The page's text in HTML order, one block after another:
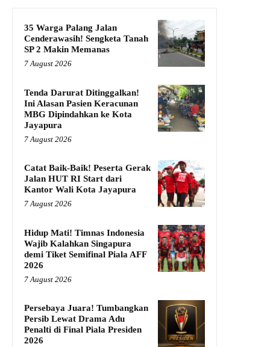
35 Warga Palang Jalan
Cenderawasih! Sengketa Tanah
SP 2 Makin Memanas
7 August 2026
Tenda Darurat Ditinggalkan!
Ini Alasan Pasien Keracunan
MBG Dipindahkan ke Kota
Jayapura
7 August 2026
Catat Baik-Baik! Peserta Gerak
Jalan HUT RI Start dari
Kantor Wali Kota Jayapura
7 August 2026
Hidup Mati! Timnas Indonesia
Wajib Kalahkan Singapura
demi Tiket Semifinal Piala AFF
2026
7 August 2026
Persebaya Juara! Tumbangkan
Persib Lewat Drama Adu
Penalti di Final Piala Presiden
2026